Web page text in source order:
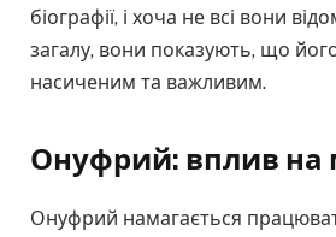
біографії, і хоча не всі вони
загалу, вони показують, що
насиченим та важливим.
Онуфрий: вплив на
Онуфрий намагається